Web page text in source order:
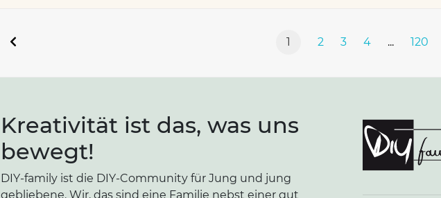
1 2 3 4 ... 120
Kreativität ist das, was uns
bewegt!
DIY-family ist die DIY-Community für Jung und jung
gebliebene. Wir, das sind eine Familie nebst einer gut